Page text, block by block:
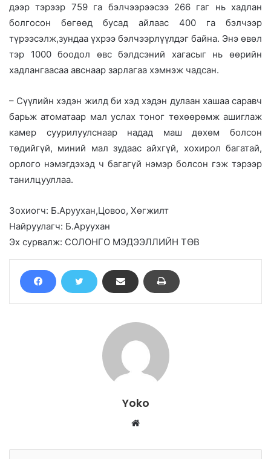
дээр тэрээр 759 га бэлчээрээсээ 266 гаг нь хадлан
болгосон бөгөөд бусад айлаас 400 га бэлчээр
түрээсэлж,зундаа үхрээ бэлчээрлүүлдэг байна. Энэ өвөл
тэр 1000 боодол өвс бэлдсэний хагасыг нь өөрийн
хадлангаасаа авснаар зарлагаа хэмнэж чадсан.
– Сүүлийн хэдэн жилд би хэд хэдэн дулаан хашаа саравч
барьж атоматаар мал услах тоног төхөөрөмж ашиглаж
камер суурилуулснаар надад маш дөхөм болсон
төдийгүй, миний мал зудаас айхгүй, хохирол багатай,
орлого нэмэгдэхэд ч багагүй нэмэр болсон гэж тэрээр
танилцууллаа.
Зохиогч: Б.Аруухан,Цовоо, Хөгжилт
Найруулагч: Б.Аруухан
Эх сурвалж: СОЛОНГО МЭДЭЭЛЛИЙН ТӨВ
Yoko
b